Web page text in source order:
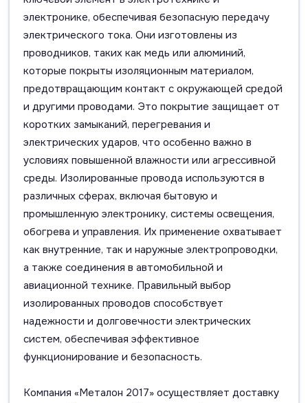
электронике, обеспечивая безопасную передачу
электрического тока. Они изготовлены из
проводников, таких как медь или алюминий,
которые покрыты изоляционным материалом,
предотвращающим контакт с окружающей средой
и другими проводами. Это покрытие защищает от
коротких замыканий, перегревания и
электрических ударов, что особенно важно в
условиях повышенной влажности или агрессивной
среды. Изолированные провода используются в
различных сферах, включая бытовую и
промышленную электронику, системы освещения,
обогрева и управления. Их применение охватывает
как внутренние, так и наружные электропроводки,
а также соединения в автомобильной и
авиационной технике. Правильный выбор
изолированных проводов способствует
надежности и долговечности электрических
систем, обеспечивая эффективное
функционирование и безопасность.
Компания «Металон 2017» осуществляет доставку